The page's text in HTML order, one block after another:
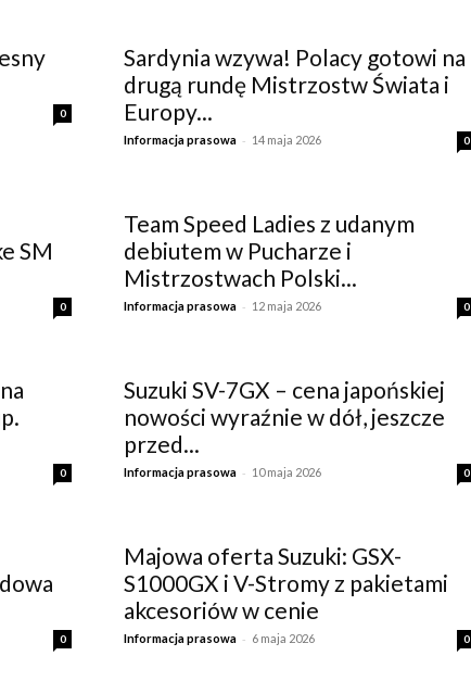
0
Sardynia wzywa! Polacy gotowi na
drugą rundę Mistrzostw Świata i
Europy...
Informacja prasowa - 14 maja 2026 0
SM
0
Team Speed Ladies z udanym
debiutem w Pucharze i
Mistrzostwach Polski...
Informacja prasowa - 12 maja 2026 0
0
Suzuki SV-7GX – cena japońskiej
nowości wyraźnie w dół, jeszcze
przed...
Informacja prasowa - 10 maja 2026 0
0
Majowa oferta Suzuki: GSX-
S1000GX i V-Stromy z pakietami
akcesoriów w cenie
Informacja prasowa - 6 maja 2026 0